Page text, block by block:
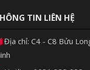
TIN LIÊN HỆ
Địa chỉ: C4 - C8 Bửu